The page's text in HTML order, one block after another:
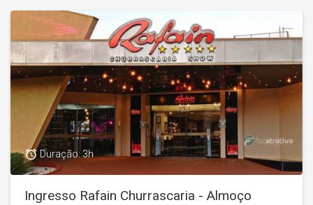
access_alarm Duração: 3h
Ingresso Rafain Churrascaria - Almoço